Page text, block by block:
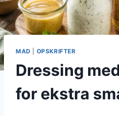
MAD OPSKRIFTER
Dressing
for ekstra